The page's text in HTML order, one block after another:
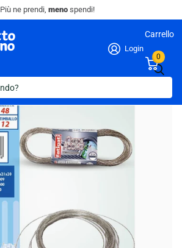
Più ne prendi, meno spendi!
Login
Carrello
0